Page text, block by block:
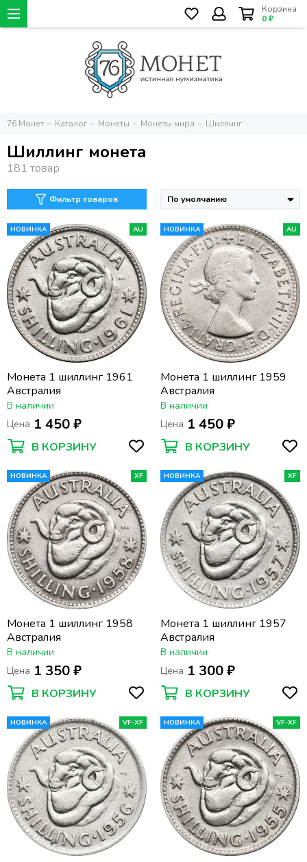
Корзина
0 ₽
76 Монет Каталог Монеты Монеты мира Шиллинг
Шиллинг монета
Фильтр товаров
НОВИНКА AU
Монета 1 шиллинг 1961
Австралия
В наличии
Цена 1 450 ₽
В КОРЗИНУ
НОВИНКА AU
Монета 1 шиллинг 1959
Австралия
В наличии
Цена 1 450 ₽
В КОРЗИНУ
НОВИНКА XF
Монета 1 шиллинг 1958
Австралия
В наличии
Цена 1 350 ₽
В КОРЗИНУ
НОВИНКА XF
Монета 1 шиллинг 1957
Австралия
В наличии
Цена 1 300 ₽
В КОРЗИНУ
НОВИНКА VF-XF НОВИНКА VF-XF